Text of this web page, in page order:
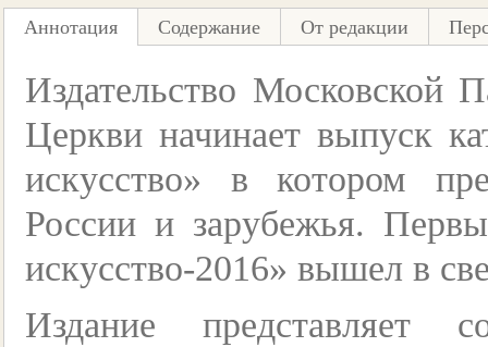
Аннотация Содержание От редакции
Издательство Московской
Церкви начинает выпуск
искусство» в котором
России и зарубежья.
искусство-2016» вышел в
Издание представляет